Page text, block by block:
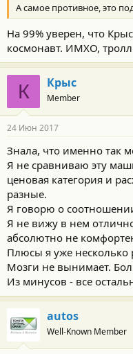
и
:
А самое противное, это
На 99% уверен, что
космонавт. ИМХО,
К Крыс
Member
24 Июн 2017
Знала, что именно так
Я не сравниваю эту
ценовая категория и
разные.
Я говорю о
Я не вижу в нем
абсолютно не
Плюсы я уже несколько
Мозги не вынимает.
Из минусов - все
autos
Well-Known Member